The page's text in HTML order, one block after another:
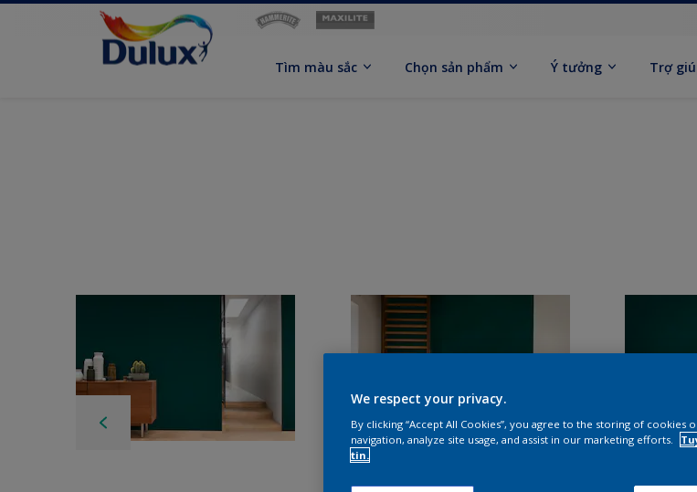
Tìm màu sắc Chọn sản phẩm Ý tưởng Trợ
We respect your privacy.
By clicking “Accept All Cookies”, you agree to the storing of cookies
navigation, analyze site usage, and assist in our marketing efforts.
tin.